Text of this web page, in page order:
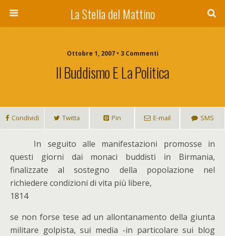
La Stella del Mattino
Ottobre 1, 2007 • 3 Commenti
Il Buddismo E La Politica
Condividi Twitta Pin E-mail SMS
In seguito alle manifestazioni promosse in
questi giorni dai monaci buddisti in Birmania,
finalizzate al sostegno della popolazione nel
richiedere condizioni di vita più libere,
1814
se non forse tese ad un allontanamento della giunta
militare golpista, sui media -in particolare sui blog